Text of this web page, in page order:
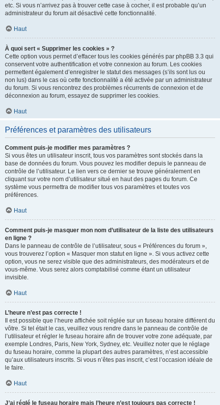
etc. Si vous n’arrivez pas à trouver cette case à cocher, il est probable qu’un
administrateur du forum ait désactivé cette fonctionnalité.
Haut
À quoi sert « Supprimer les cookies » ?
Cette option vous permet d’effacer tous les cookies générés par phpBB 3.3 qui
conservent votre authentification et votre connexion au forum. Les cookies
permettent également d’enregistrer le statut des messages (s’ils sont lus ou
non lus) dans le cas où cette fonctionnalité a été activée par un administrateur
du forum. Si vous rencontrez des problèmes récurrents de connexion et de
déconnexion au forum, essayez de supprimer les cookies.
Haut
Préférences et paramètres des utilisateurs
Comment puis-je modifier mes paramètres ?
Si vous êtes un utilisateur inscrit, tous vos paramètres sont stockés dans la
base de données du forum. Vous pouvez les modifier depuis le panneau de
contrôle de l’utilisateur. Le lien vers ce dernier se trouve généralement en
cliquant sur votre nom d’utilisateur situé en haut des pages du forum. Ce
système vous permettra de modifier tous vos paramètres et toutes vos
préférences.
Haut
Comment puis-je masquer mon nom d’utilisateur de la liste des utilisateurs
en ligne ?
Dans le panneau de contrôle de l’utilisateur, sous « Préférences du forum »,
vous trouverez l’option « Masquer mon statut en ligne ». Si vous activez cette
option, vous ne serez visible que des administrateurs, des modérateurs et de
vous-même. Vous serez alors comptabilisé comme étant un utilisateur
invisible.
Haut
L’heure n’est pas correcte !
Il est possible que l’heure affichée soit réglée sur un fuseau horaire différent du
vôtre. Si tel était le cas, veuillez vous rendre dans le panneau de contrôle de
l’utilisateur et régler le fuseau horaire afin de trouver votre zone adéquate, par
exemple Londres, Paris, New York, Sydney, etc. Veuillez noter que le réglage
du fuseau horaire, comme la plupart des autres paramètres, n’est accessible
qu’aux utilisateurs inscrits. Si vous n’êtes pas inscrit, c’est l’occasion idéale de
le faire.
Haut
J’ai réglé le fuseau horaire mais l’heure n’est toujours pas correcte !